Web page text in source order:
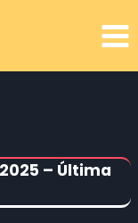
– Última